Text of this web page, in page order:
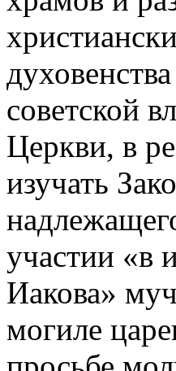
советской
Церкви, в
изучать
участии «в
Иакова»
могиле